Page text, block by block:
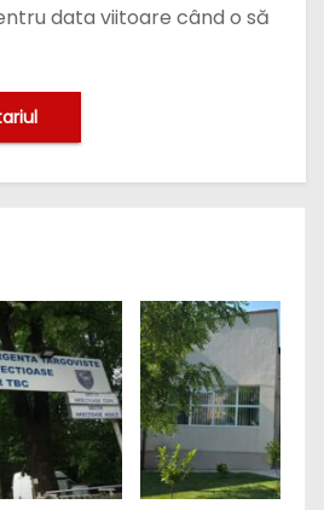
data viitoare când o să